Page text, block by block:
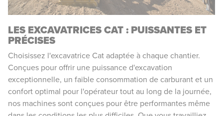
LES EXCAVATRICES CAT : PUISSANTES ET
PRÉCISES
Choisissez l'excavatrice Cat adaptée à chaque chantier.
Conçues pour offrir une puissance d'excavation
exceptionnelle, un faible consommation de carburant et un
confort optimal pour l'opérateur tout au long de la journée,
nos machines sont conçues pour être performantes même